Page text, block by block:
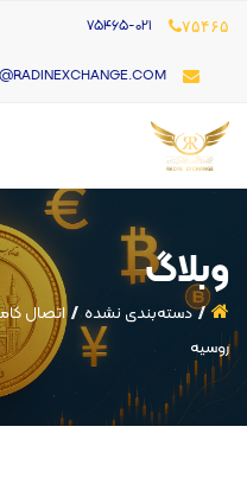
۷۵۴۶۵
وبلاگ
دسته‌بندی نشده
اتصال
روسیه